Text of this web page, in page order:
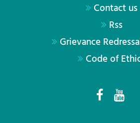
Contact us
Rss
Grievance
Code of